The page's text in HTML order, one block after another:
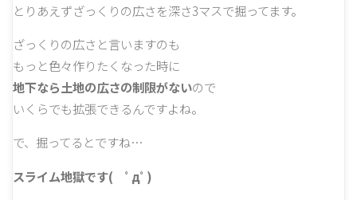
とりあえずざっくりの広さを深さ3マスで掘ってます。
ざっくりの広さと言いますのも
もっと色々作りたくなった時に
地下なら土地の広さの制限がないので
いくらでも拡張できるんですよね。
で、掘ってるとですね…
スライム地獄です( ﾟдﾟ)